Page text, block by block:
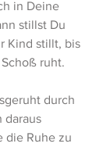
in Deine
stillst Du
Kind stillt, bis
ruht.
durch
daraus
die Ruhe zu